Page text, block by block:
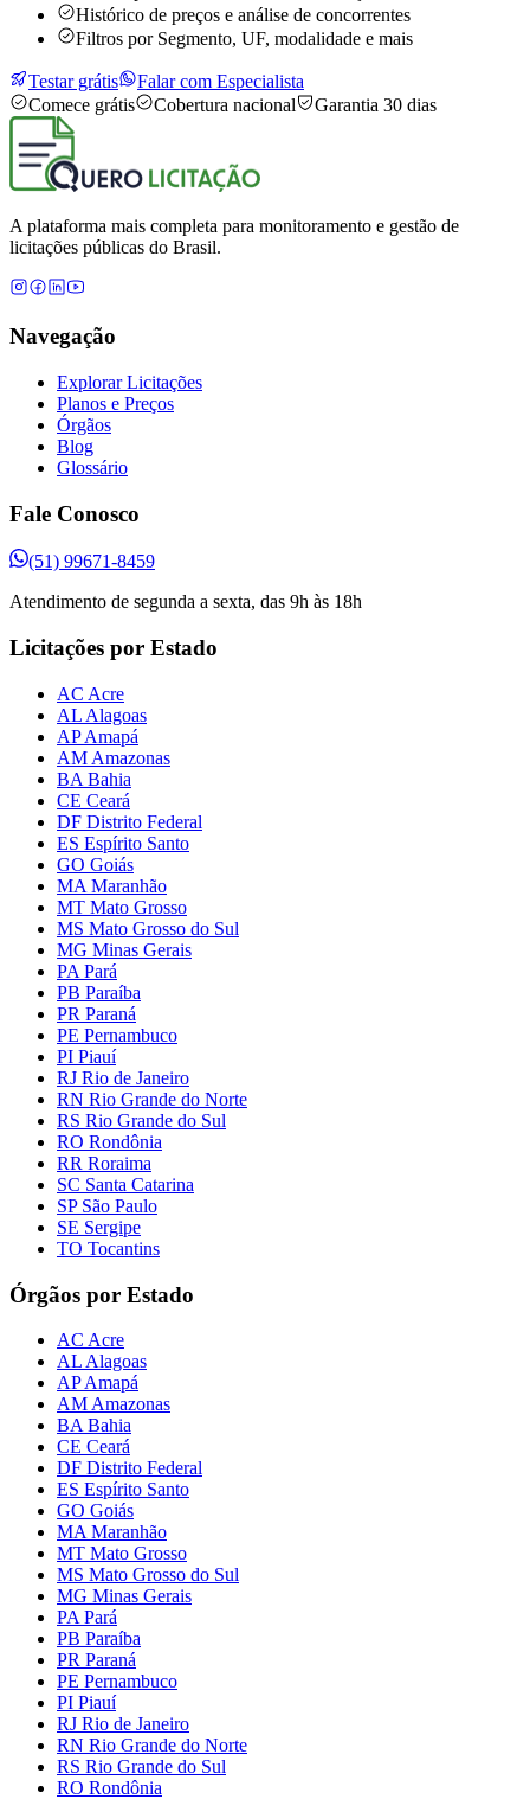
Histórico de preços e análise de concorrentes
Filtros por Segmento, UF, modalidade e mais
Testar grátis
Falar com Especialista
Comece grátis
Cobertura nacional Garantia 30 dias
A plataforma mais completa para monitoramento e gestão de
licitações públicas do Brasil.
Navegação
Explorar Licitações
Planos e Preços
Órgãos
Blog
Glossário
Fale Conosco
(51) 99671-8459
Atendimento de segunda a sexta, das 9h às 18h
Licitações por Estado
AC Acre
AL Alagoas
AP Amapá
AM Amazonas
BA Bahia
CE Ceará
DF Distrito Federal
ES Espírito Santo
GO Goiás
MA Maranhão
MT Mato Grosso
MS Mato Grosso do Sul
MG Minas Gerais
PA Pará
PB Paraíba
PR Paraná
PE Pernambuco
PI Piauí
RJ Rio de Janeiro
RN Rio Grande do Norte
RS Rio Grande do Sul
RO Rondônia
RR Roraima
SC Santa Catarina
SP São Paulo
SE Sergipe
TO Tocantins
Órgãos por Estado
AC Acre
AL Alagoas
AP Amapá
AM Amazonas
BA Bahia
CE Ceará
DF Distrito Federal
ES Espírito Santo
GO Goiás
MA Maranhão
MT Mato Grosso
MS Mato Grosso do Sul
MG Minas Gerais
PA Pará
PB Paraíba
PR Paraná
PE Pernambuco
PI Piauí
RJ Rio de Janeiro
RN Rio Grande do Norte
RS Rio Grande do Sul
RO Rondônia